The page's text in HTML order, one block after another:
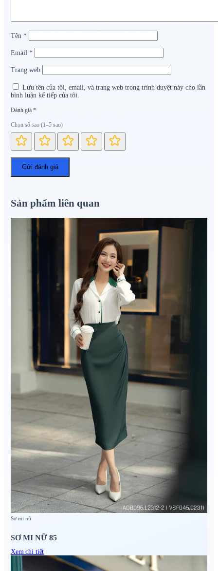
Tên *
Email *
Trang web
Lưu tên của tôi, email, và trang web trong trình duyệt này cho lần
bình luận kế tiếp của tôi.
Đánh giá *
Chọn số sao (1–5 sao)
Sản phẩm liên quan
Sơ mi nữ
SƠ MI NỮ 85
Xem chi tiết